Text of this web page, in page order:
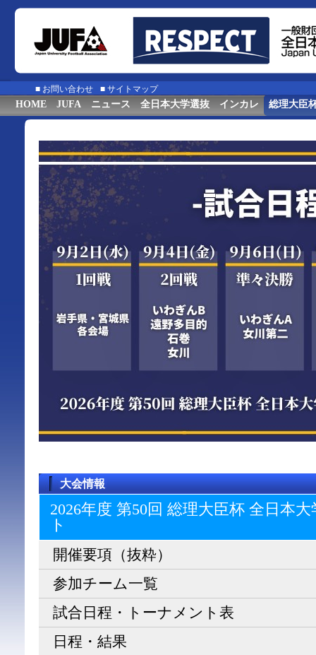
■ お問い合わせ ■ サイトマップ
HOME JUFA ニュース 全日本大学選抜 インカレ 総理大臣
大会情報
2026年度 第50回 総理大臣杯 全日本
ト
開催要項（抜粋）
参加チーム一覧
試合日程・トーナメント表
日程・結果